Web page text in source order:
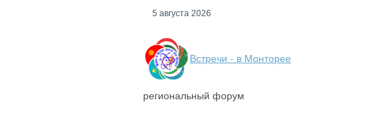
5 августа 2026
Встречи - в Монторее
региональный форум